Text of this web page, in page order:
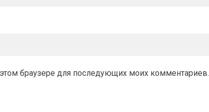
браузере для последующих моих комментариев.